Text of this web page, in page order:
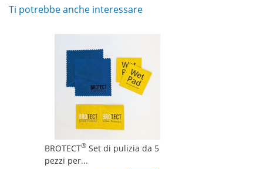
Ti potrebbe anche interessare
BROTECT® Set di pulizia da 5
pezzi per...